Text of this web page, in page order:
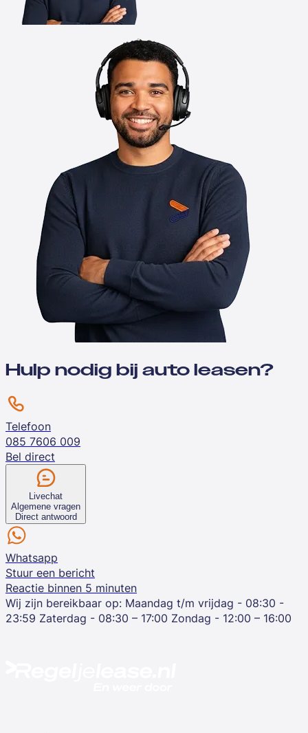
Hulp nodig bij auto leasen?
Telefoon
085 7606 009
Bel direct
Livechat
Algemene vragen
Direct antwoord
Whatsapp
Stuur een bericht
Reactie binnen 5 minuten
Wij zijn bereikbaar op: Maandag t/m vrijdag - 08:30 -
23:59 Zaterdag - 08:30 – 17:00 Zondag - 12:00 – 16:00